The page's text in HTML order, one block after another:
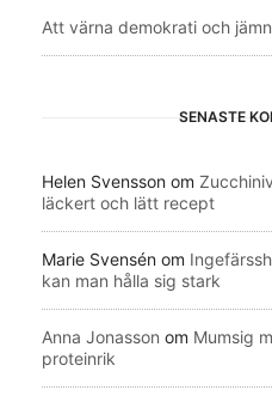
Att värna demokrati och
SENASTE
Helen Svensson om
läckert och lätt recept
Marie Svensén om
kan man hålla sig stark
Anna Jonasson om Mumsig
proteinrik